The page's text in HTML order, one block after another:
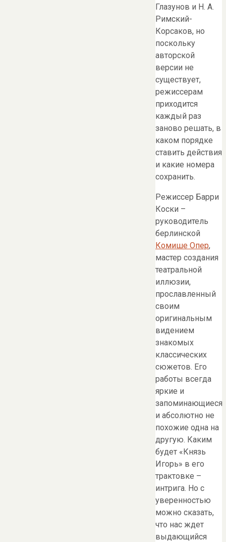
Глазунов и Н. А.
Римский-
Корсаков, но
поскольку
авторской
версии не
существует,
режиссерам
приходится
каждый раз
заново решать, в
каком порядке
ставить действия
и какие номера
сохранить.
Режиссер Барри
Коски –
руководитель
берлинской
Комише Опер,
мастер создания
театральной
иллюзии,
прославленный
своим
оригинальным
видением
знакомых
классических
сюжетов. Его
работы всегда
яркие и
запоминающиеся
и абсолютно не
похожие одна на
другую. Каким
будет «Князь
Игорь» в его
трактовке –
интрига. Но с
уверенностью
можно сказать,
что нас ждет
выдающийся